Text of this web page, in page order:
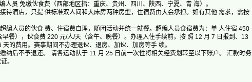
员 免缴伙食费（西部地区指：重庆、贵州、四川、陕西、宁夏、青 海）。
酒店，只提 供标准双人间和大床房两种房型，住宿费由大会承担。如有其他 需求，需按
人员的伙食 费、住宿费自理，随团活动并统一就餐。超编人员食宿费为：单 人住宿 450
餐），伙食费 220 元/人/天（含午、晚餐）。办理入住手续前，按 照 12 月 7 日报到、13
的费用。赛事期间不办理退伙、退房、加伙、加房等手 续。
后不予退还。 请各运动队于 11 月 25 日前一次性将相关经费划转至以下账户。 汇款时务
。